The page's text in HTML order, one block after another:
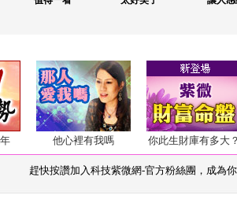
他心裡有我嗎 你此生財庫有多大？
趕快按讚加入科技紫微網-官方粉絲團 ，成為